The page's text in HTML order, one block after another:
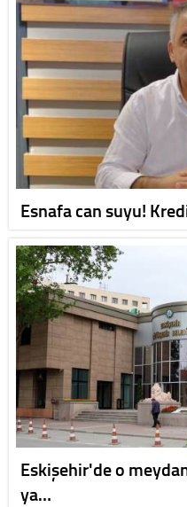
Esnafa can suyu!
Eskişehir'de o
ya…